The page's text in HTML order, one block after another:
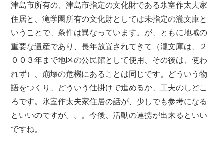
津島市所有の、津島市指定の文化財である氷室作太夫家
住居と、滝学園所有の文化財としては未指定の瀧文庫と
いうことで、条件は異なっています。が、ともに地域の
重要な遺産であり、長年放置されてきて（瀧文庫は、２
００３年まで地区の公民館として使用、その後は、使わ
れず）、崩壊の危機にあることは同じです。どういう物
語をつくり、どういう仕掛けで進めるか、工夫のしどこ
ろです。氷室作太夫家住居の話が、少しでも参考になる
といいのですが。。。今後、活動の連携が出来るといい
ですね。